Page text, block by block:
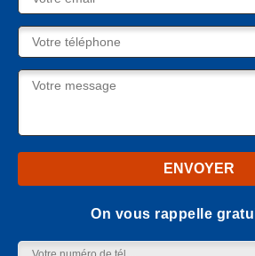
On vous rappelle